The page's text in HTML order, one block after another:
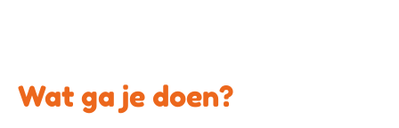
Wat ga je doen?